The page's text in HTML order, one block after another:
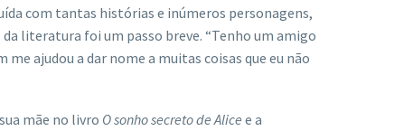
com tantas histórias e inúmeros personagens,
literatura foi um passo breve. “Tenho um amigo
ajudou a dar nome a muitas coisas que eu não
mãe no livro O sonho secreto de Alice e a